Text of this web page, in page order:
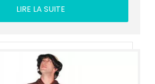
LIRE LA SUITE